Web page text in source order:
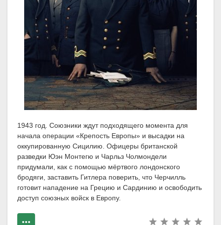
1943 год. Союзники ждут подходящего момента для
начала операции «Крепость Европы» и высадки на
оккупированную Сицилию. Офицеры британской
разведки Юэн Монтегю и Чарльз Чолмондели
придумали, как с помощью мёртвого лондонского
бродяги, заставить Гитлера поверить, что Черчилль
готовит нападение на Грецию и Сардинию и освободить
доступ союзных войск в Европу.